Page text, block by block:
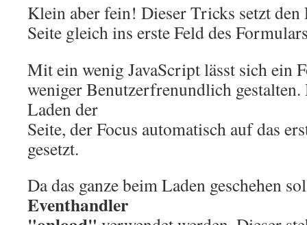
Klein aber fein! Dieser Tricks setzt den
Seite gleich ins erste Feld des
Mit ein wenig JavaScript lässt sich ein
weniger Benutzerfrenundlich
Laden der
Seite, der Focus automatisch auf das
gesetzt.
Da das ganze beim Laden geschehen
Eventhandler